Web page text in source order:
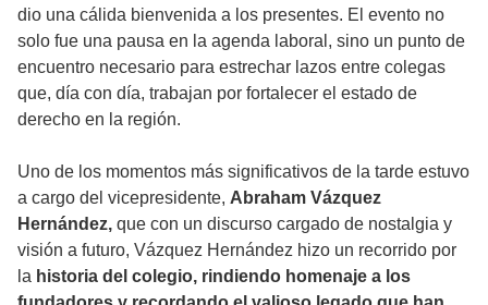
dio una cálida bienvenida a los presentes. El evento no
solo fue una pausa en la agenda laboral, sino un punto de
encuentro necesario para estrechar lazos entre colegas
que, día con día, trabajan por fortalecer el estado de
derecho en la región.
Uno de los momentos más significativos de la tarde estuvo
a cargo del vicepresidente, Abraham Vázquez
Hernández, que con un discurso cargado de nostalgia y
visión a futuro, Vázquez Hernández hizo un recorrido por
la historia del colegio, rindiendo homenaje a los